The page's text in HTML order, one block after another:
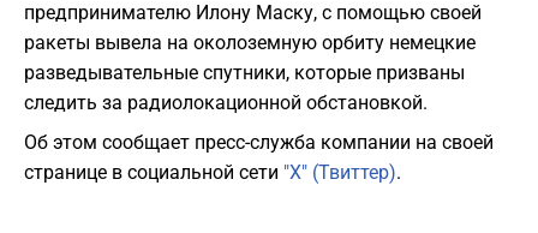
предпринимателю Илону Маску, с помощью своей
ракеты вывела на околоземную орбиту немецкие
разведывательные спутники, которые призваны
следить за радиолокационной обстановкой.
Об этом сообщает пресс-служба компании на своей
странице в социальной сети "Х" (Твиттер).